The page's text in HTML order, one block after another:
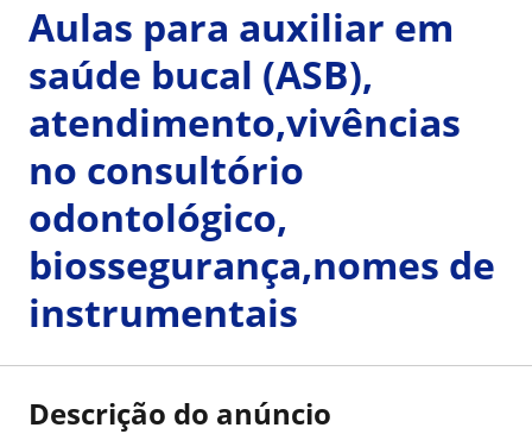
Aulas para auxiliar em
saúde bucal (ASB),
atendimento,vivências
no consultório
odontológico,
biossegurança,nomes de
instrumentais
Descrição do anúncio